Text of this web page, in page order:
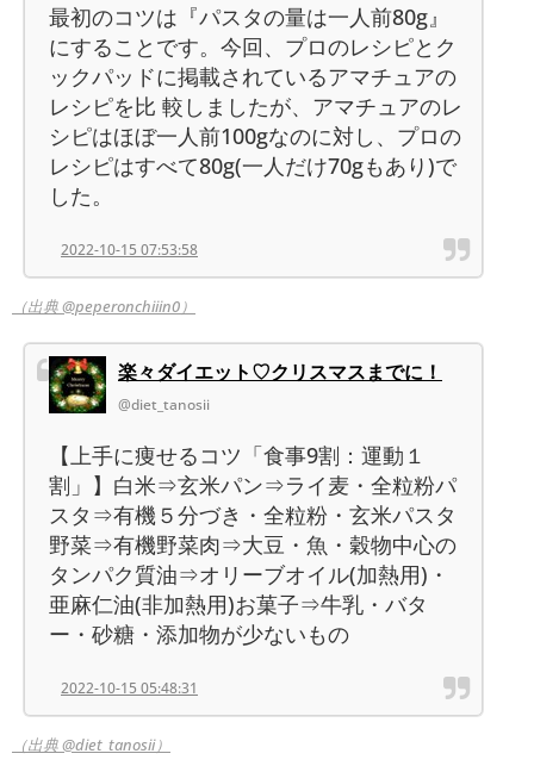
最初のコツは『パスタの量は一人前80g』
にすることです。今回、プロのレシピとク
ックパッドに掲載されているアマチュアの
レシピを比 較しましたが、アマチュアのレ
シピはほぼ一人前100gなのに対し、プロの
レシピはすべて80g(一人だけ70gもあり)で
した。
2022-10-15 07:53:58
（出典 @peperonchiiin0）
楽々ダイエット♡クリスマスまでに！
@diet_tanosii
【上手に痩せるコツ「食事9割：運動１
割」】白米⇒玄米パン⇒ライ麦・全粒粉パ
スタ⇒有機５分づき・全粒粉・玄米パスタ
野菜⇒有機野菜肉⇒大豆・魚・穀物中心の
タンパク質油⇒オリーブオイル(加熱用)・
亜麻仁油(非加熱用)お菓子⇒牛乳・バタ
ー・砂糖・添加物が少ないもの
2022-10-15 05:48:31
（出典 @diet_tanosii）